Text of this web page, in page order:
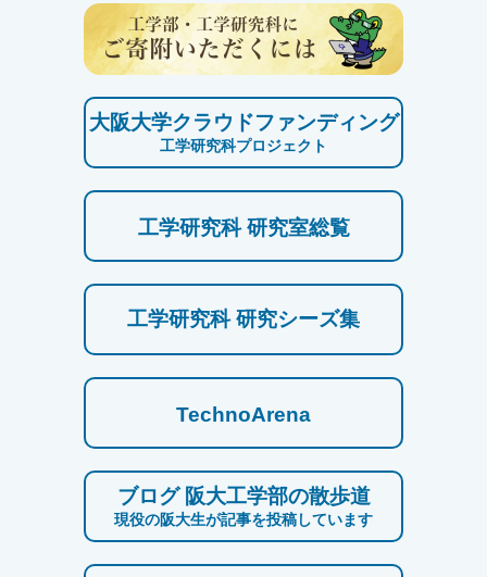
大阪大学クラウドファンディング
工学研究科プロジェクト
工学研究科 研究室総覧
工学研究科 研究シーズ集
TechnoArena
ブログ 阪大工学部の散歩道
現役の阪大生が記事を投稿しています